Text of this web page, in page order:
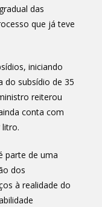
das
que já teve
iniciando
do subsídio de 35
reiterou
conta com
litro.
parte de uma
dos
à realidade do